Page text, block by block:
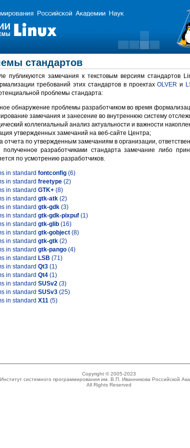
стандартов
публикуются замечания к текстовым версиям стандартов
требований этих стандартов в проектахOLVER и
проблемы стандарта:
обнаружение проблемы разработчиком во время
замечания и занесение во внутреннюю систему
коллегиальный анализ актуальности и важности
утвержденных замечаний на веб-сайте Центра;
отчета по утвержденным замечаниям в организации,
полученное разработчиками стандарта замечание либо
по усмотрению разработчиков.
in standard fontconfig (6)
in standard freetype (2)
in standard GTK+ (8)
in standard gtk-atk (2)
in standard gtk-gdk (3)
in standard gtk-gdk-pixpuf (1)
in standard gtk-glib (16)
in standard gtk-gobject (8)
in standard gtk-gtk (2)
in standard gtk-pango (4)
in standard LSB (71)
in standard Qt3 (1)
in standard Qt4 (1)
in standard SUSv2 (3)
in standard SUSv3 (25)
in standard X11 (5)
Copyright © 2005-2023
Институт системного программирования им. В.П. Иванникова Российской
All Rights Reserved